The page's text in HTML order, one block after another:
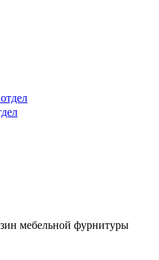
мебельной фурнитуры